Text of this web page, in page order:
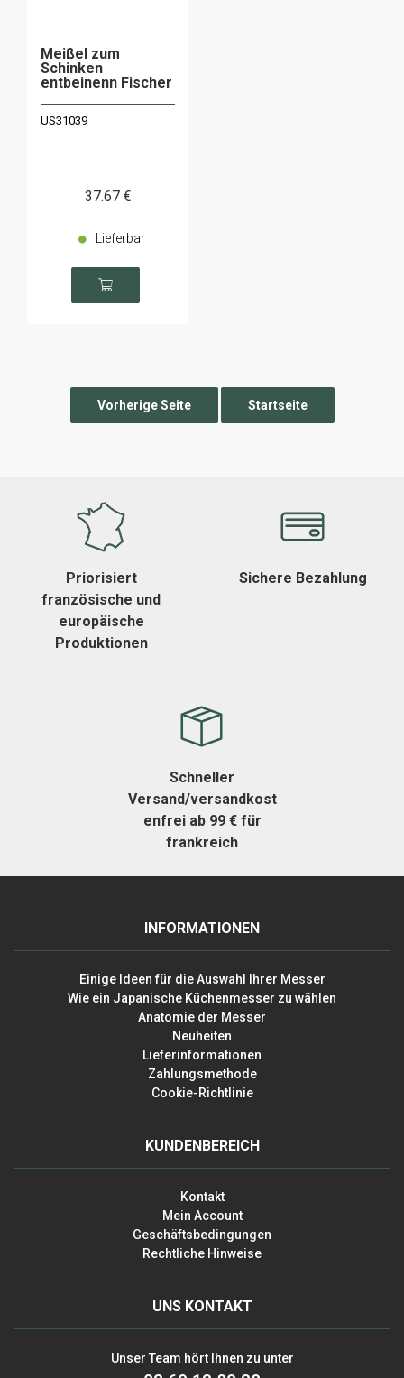
Meißel zum
Schinken
entbeinenn Fischer
US31039
37.67 €
Lieferbar
Priorisiert
französische und
europäische
Produktionen
Sichere Bezahlung
Schneller
Versand/versandkost
enfrei ab 99 € für
frankreich
INFORMATIONEN
Einige Ideen für die Auswahl Ihrer Messer
Wie ein Japanische Küchenmesser zu wählen
Anatomie der Messer
Neuheiten
Lieferinformationen
Zahlungsmethode
Cookie-Richtlinie
KUNDENBEREICH
Kontakt
Mein Account
Geschäftsbedingungen
Rechtliche Hinweise
UNS KONTAKT
Unser Team hört Ihnen zu unter